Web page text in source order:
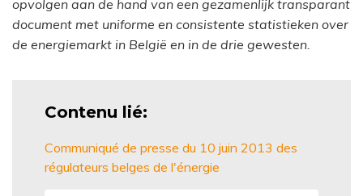
opvolgen aan de hand van een gezamenlijk transparant
document met uniforme en consistente statistieken over
de energiemarkt in België en in de drie gewesten.
Contenu lié
Communiqué de presse du 10 juin 2013 des
régulateurs belges de l'énergie